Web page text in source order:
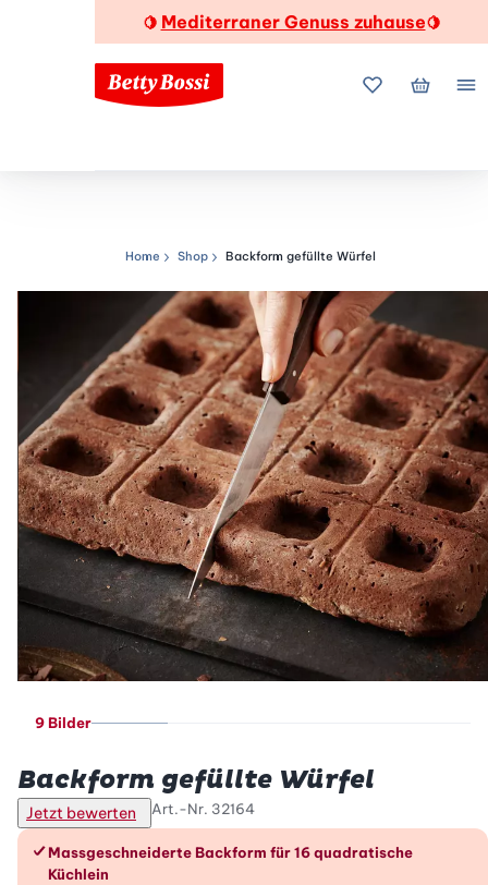
🍋 Mediterraner Genuss zuhause🍋
MeineMein
Navigationspfad
Home Shop Backform gefüllte Würfel
9 Bilder
Backform gefüllte Würfel
Jetzt bewerten Art.-Nr. 32164
Die Vorteile im Überblick
Massgeschneiderte Backform für 16 quadratische
Küchlein